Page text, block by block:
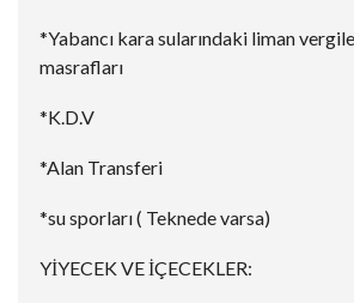
*Yabancı kara sularındaki liman
masrafları
*K.D.V
*Alan Transferi
*su sporları ( Teknede varsa)
YİYECEK VE İÇECEKLER: